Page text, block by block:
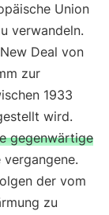
Union
verwandeln.
Deal von
zur
1933
wird.
gegenwärtige
der vom
zu